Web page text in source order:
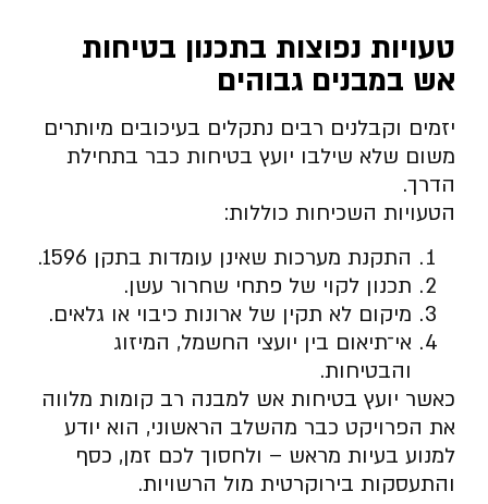
טעויות נפוצות בתכנון בטיחות
אש במבנים גבוהים
יזמים וקבלנים רבים נתקלים בעיכובים מיותרים
משום שלא שילבו יועץ בטיחות כבר בתחילת
הדרך.
הטעויות השכיחות כוללות:
התקנת מערכות שאינן עומדות בתקן 1596.
תכנון לקוי של פתחי שחרור עשן.
מיקום לא תקין של ארונות כיבוי או גלאים.
אי־תיאום בין יועצי החשמל, המיזוג
והבטיחות.
כאשר יועץ בטיחות אש למבנה רב קומות מלווה
את הפרויקט כבר מהשלב הראשוני, הוא יודע
למנוע בעיות מראש – ולחסוך לכם זמן, כסף
והתעסקות בירוקרטית מול הרשויות.